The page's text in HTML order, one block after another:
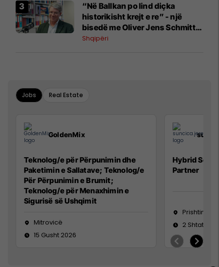
“Në Ballkan po lind diçka
historikisht krejt e re” - një
bisedë me Oliver Jens Schmitt
mbi protestat në Shqipëri dhe të
Shqipëri
Jobs Real Estate
GoldenMix
Teknolog/e për Përpunimin dhe
Paketimin e Sallatave; Teknolog/e
Për Përpunimin e Brumit;
Teknolog/e për Menaxhimin e
Sigurisë së Ushqimit
Mitrovicë
15 Gusht 2026
Hybrid
Partner
Prishtinë
2 Shtator